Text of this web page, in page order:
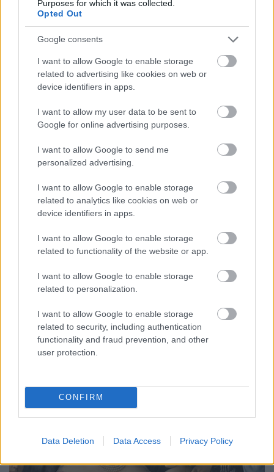
Purposes for which it was collected.
Opted Out
Google consents
I want to allow Google to enable storage
related to advertising like cookies on web or
device identifiers in apps.
I want to allow my user data to be sent to
Google for online advertising purposes.
I want to allow Google to send me
personalized advertising.
I want to allow Google to enable storage
related to analytics like cookies on web or
device identifiers in apps.
I want to allow Google to enable storage
related to functionality of the website or app.
I want to allow Google to enable storage
related to personalization.
I want to allow Google to enable storage
related to security, including authentication
functionality and fraud prevention, and other
user protection.
CONFIRM
Data Deletion Data Access Privacy Policy
Egy reformkori rejtély: magyar gróf
graffitije Szudánban
Fónagy Zoltán• 2020. május 03.
Tavaly decemberben rakott fel Belényi Dániel világutazó
egy fotót az oldalára egy különös feliratról, amelyet